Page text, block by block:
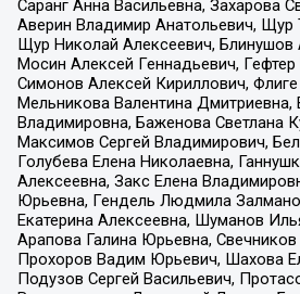
Саранг Анна Васильевна, Захарова
Аверин Владимир Анатольевич, Щур
Щур Николай Алексеевич,
Мосин Алексей Геннадьевич,
Симонов Алексей Кириллович,
Мельникова Валентина Дмитриевна,
Владимировна, Баженова Светлана
Максимов Сергей Владимирович,
Голубева Елена Николаевна,
Алексеевна, Закс Елена
Юрьевна, Гендель Людмила
Екатерина Алексеевна, Шуманов
Арапова Галина Юрьевна,
Прохоров Вадим Юрьевич, Шахова
Подузов Сергей Васильевич,